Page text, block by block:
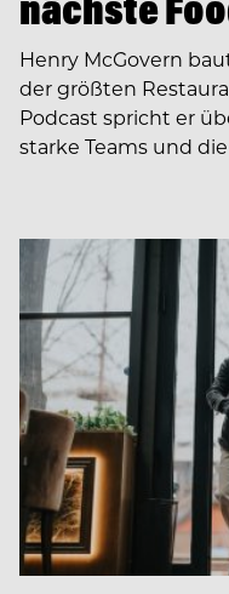
Henry McGovern
der größten
Podcast spricht er
starke Teams und